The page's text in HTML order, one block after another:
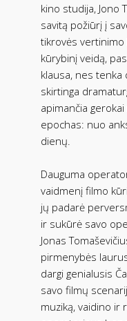
kino studija, Jono
savitą požiūrį į
tikrovės vertinimo
kūrybinį veidą,
klausa, nes
skirtinga
apimančia
epochas: nuo
dienų.
Dauguma
vaidmenį filmo
jų padarė
ir sukūrė savo
Jonas
pirmenybės
dargi genialusis
savo filmų
muziką, vaidino ir